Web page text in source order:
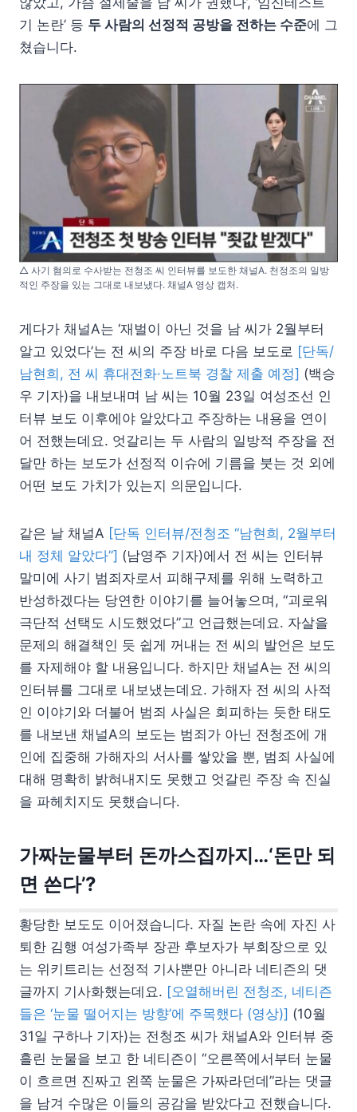
기 논란’ 등 두 사람의 선정적 공방을 전하는 수준에 그
쳤습니다.
△ 사기 혐의로 수사받는 전청조 씨 인터뷰를 보도한 채널A. 천정조의 일방
적인 주장을 있는 그대로 내보냈다. 채널A 영상 캡처.
게다가 채널A는 ‘재벌이 아닌 것을 남 씨가 2월부터
알고 있었다’는 전 씨의 주장 바로 다음 보도로 [단독/
남현희, 전 씨 휴대전화·노트북 경찰 제출 예정] (백승
우 기자)을 내보내며 남 씨는 10월 23일 여성조선 인
터뷰 보도 이후에야 알았다고 주장하는 내용을 연이
어 전했는데요. 엇갈리는 두 사람의 일방적 주장을 전
달만 하는 보도가 선정적 이슈에 기름을 붓는 것 외에
어떤 보도 가치가 있는지 의문입니다.
같은 날 채널A [단독 인터뷰/전청조 “남현희, 2월부터
내 정체 알았다”] (남영주 기자)에서 전 씨는 인터뷰
말미에 사기 범죄자로서 피해구제를 위해 노력하고
반성하겠다는 당연한 이야기를 늘어놓으며, “괴로워
극단적 선택도 시도했었다”고 언급했는데요. 자살을
문제의 해결책인 듯 쉽게 꺼내는 전 씨의 발언은 보도
를 자제해야 할 내용입니다. 하지만 채널A는 전 씨의
인터뷰를 그대로 내보냈는데요. 가해자 전 씨의 사적
인 이야기와 더불어 범죄 사실은 회피하는 듯한 태도
를 내보낸 채널A의 보도는 범죄가 아닌 전청조에 개
인에 집중해 가해자의 서사를 쌓았을 뿐, 범죄 사실에
대해 명확히 밝혀내지도 못했고 엇갈린 주장 속 진실
을 파헤치지도 못했습니다.
가짜눈물부터 돈까스집까지…‘돈만 되
면 쓴다’?
황당한 보도도 이어졌습니다. 자질 논란 속에 자진 사
퇴한 김행 여성가족부 장관 후보자가 부회장으로 있
는 위키트리는 선정적 기사뿐만 아니라 네티즌의 댓
글까지 기사화했는데요. [오열해버린 전청조, 네티즌
들은 ‘눈물 떨어지는 방향’에 주목했다 (영상)] (10월
31일 구하나 기자)는 전청조 씨가 채널A와 인터뷰 중
흘린 눈물을 보고 한 네티즌이 “오른쪽에서부터 눈물
이 흐르면 진짜고 왼쪽 눈물은 가짜라던데”라는 댓글
을 남겨 수많은 이들의 공감을 받았다고 전했습니다.